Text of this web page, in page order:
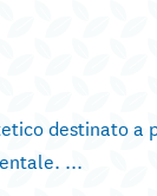
destinato
...